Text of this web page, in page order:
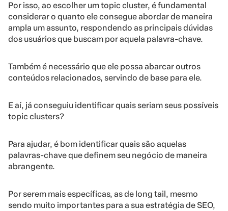
Por isso, ao escolher um topic cluster, é fundamental
considerar o quanto ele consegue abordar de maneira
ampla um assunto, respondendo as principais dúvidas
dos usuários que buscam por aquela palavra-chave.
Também é necessário que ele possa abarcar outros
conteúdos relacionados, servindo de base para ele.
E aí, já conseguiu identificar quais seriam seus possíveis
topic clusters?
Para ajudar, é bom identificar quais são aquelas
palavras-chave que definem seu negócio de maneira
abrangente.
Por serem mais específicas, as de long tail, mesmo
sendo muito importantes para a sua estratégia de SEO,